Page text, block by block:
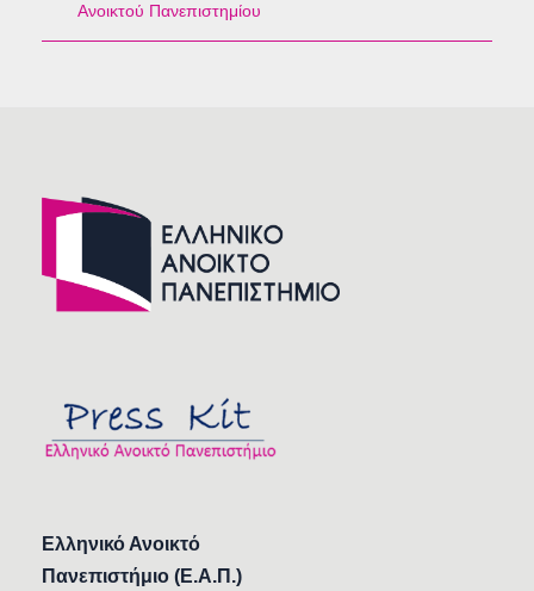
Ανοικτού Πανεπιστημίου
Ελληνικό Ανοικτό
Πανεπιστήμιο (Ε.Α.Π.)